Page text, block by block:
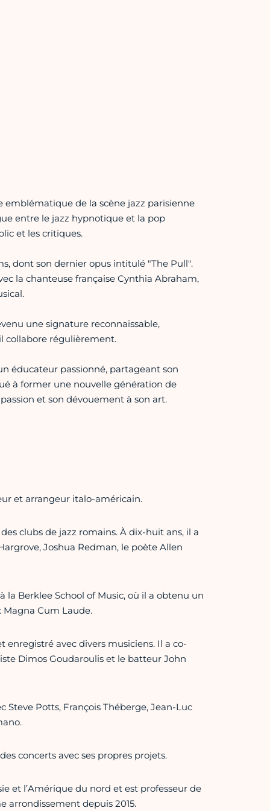
de la scène jazz parisienne
entre le jazz hypnotique et la pop
et les critiques.
dont son dernier opus intitulé "The Pull".
la chanteuse française Cynthia Abraham,
une signature reconnaissable,
collabore régulièrement.
éducateur passionné, partageant son
à former une nouvelle génération de
et son dévouement à son art.
et arrangeur italo-américain.
clubs de jazz romains. À dix-huit ans, il a
Joshua Redman, le poète Allen
Berklee School of Music, où il a obtenu un
Cum Laude.
enregistré avec divers musiciens. Il a co-
Dimos Goudaroulis et le batteur John
Potts, François Théberge, Jean-Luc
concerts avec ses propres projets.
et l’Amérique du nord et est professeur de
arrondissement depuis 2015.